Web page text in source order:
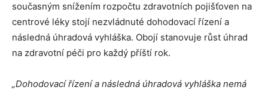
současným snížením rozpočtu zdravotních pojišťoven na
centrové léky stojí nezvládnuté dohodovací řízení a
následná úhradová vyhláška. Obojí stanovuje růst úhrad
na zdravotní péči pro každý příští rok.
„Dohodovací řízení a následná úhradová vyhláška nemá